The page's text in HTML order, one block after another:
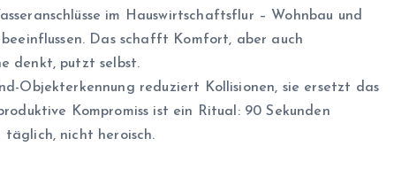
im Hauswirtschaftsflur – Wohnbau und
Das schafft Komfort, aber auch
denkt, putzt selbst.
Objekterkennung reduziert Kollisionen, sie ersetzt das
Kompromiss ist ein Ritual: 90 Sekunden
nicht heroisch.